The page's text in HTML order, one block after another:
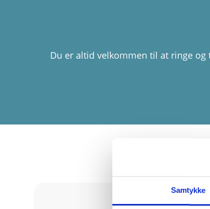
Samtykke
Du er altid velkommen til at ringe